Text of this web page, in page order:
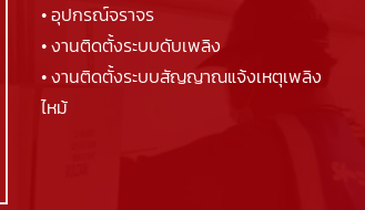
• อุปกรณ์จราจร
• งานติดตั้งระบบดับเพลิง
• งานติดตั้งระบบสัญญาณแจ้งเหตุเพลิง
ไหม้